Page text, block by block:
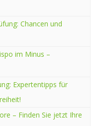
Chancen und
im Minus –
Expertentipps für
– Finden Sie jetzt Ihre